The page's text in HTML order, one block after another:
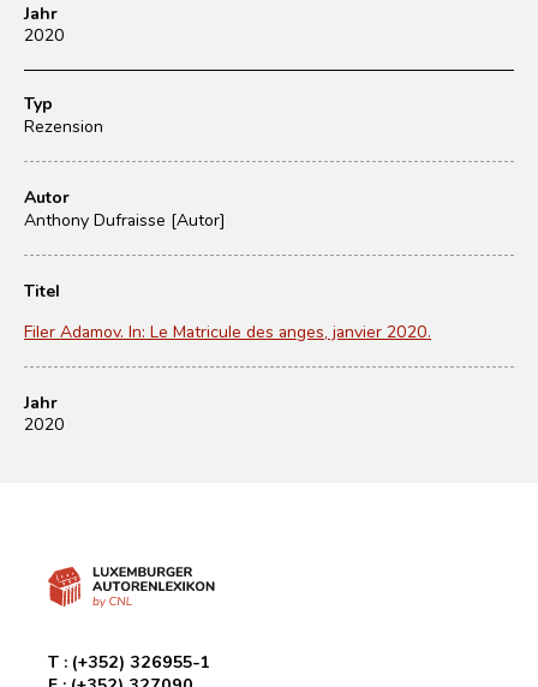
Jahr
2020
Typ
Rezension
Autor
Anthony Dufraisse [Autor]
Titel
Filer Adamov. In: Le Matricule des anges, janvier 2020.
Jahr
2020
T : (+352) 326955-1